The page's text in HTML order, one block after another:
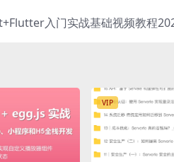
入门实战基础视频教程
VIP